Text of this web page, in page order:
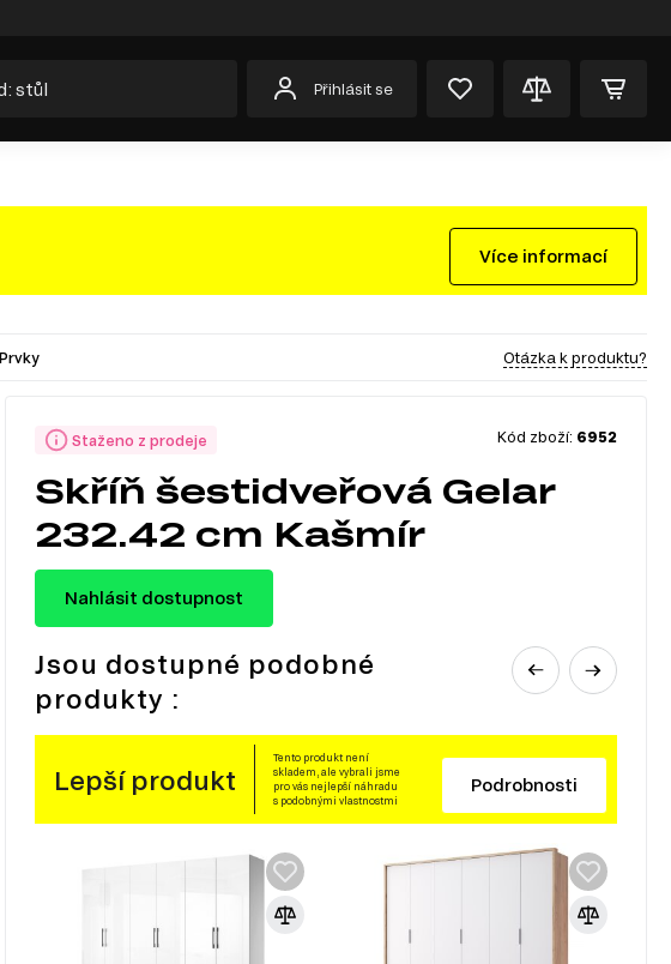
Přihlásit se
Více informací
Prvky Otázka k produktu?
Staženo z prodeje Kód zboží: 6952
Skříň šestidveřová Gelar
232.42 cm Kašmír
Nahlásit dostupnost
Jsou dostupné podobné
produkty :
Lepší produkt
Tento produkt není
skladem, ale vybrali jsme
pro vás nejlepší náhradu
s podobnými vlastnostmi
Podrobnosti